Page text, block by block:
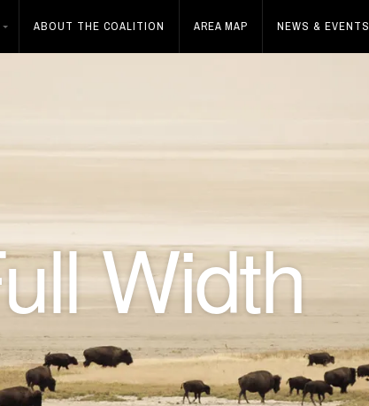
ABOUT THE COALITION AREA MAP NEWS & EVENTS
Width